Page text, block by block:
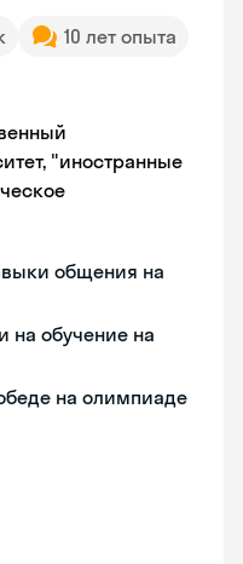
10 лет опыта
"иностранные
общения на
на обучение на
на олимпиаде